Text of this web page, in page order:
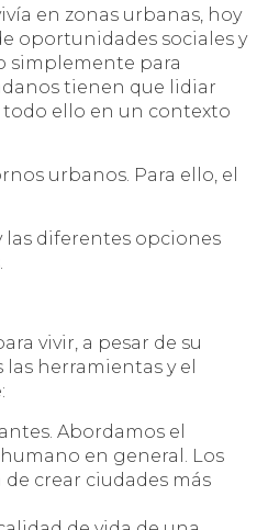
en zonas urbanas, hoy
oportunidades sociales y
simplemente para
tienen que lidiar
todo ello en un contexto
urbanos. Para ello, el
las diferentes opciones
vivir, a pesar de su
herramientas y el
Abordamos el
en general. Los
crear ciudades más